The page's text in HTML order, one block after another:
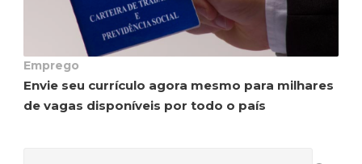
Emprego
Envie seu currículo agora mesmo para milhares
de vagas disponíveis por todo o país